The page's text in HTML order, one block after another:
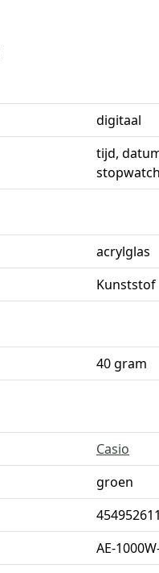
digitaal
tijd,
stopwatch
acrylglas
Kunststof
40 gram
Casio
groen
AE-